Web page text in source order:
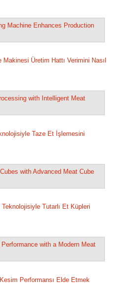
Üretim Hattı Verimini Nasıl
Taze Et İşlemesini
Tutarlı Et Küpleri
Performansı Elde Etmek